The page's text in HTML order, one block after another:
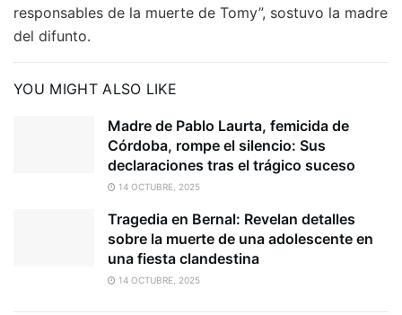
responsables de la muerte de Tomy”, sostuvo la madre
del difunto.
YOU MIGHT ALSO LIKE
Madre de Pablo Laurta, femicida de
Córdoba, rompe el silencio: Sus
declaraciones tras el trágico suceso
14 OCTUBRE, 2025
Tragedia en Bernal: Revelan detalles
sobre la muerte de una adolescente en
una fiesta clandestina
14 OCTUBRE, 2025